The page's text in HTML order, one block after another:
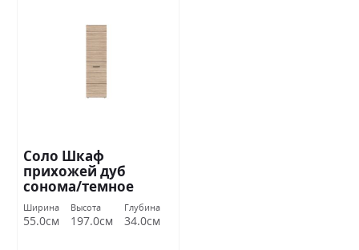
Соло Шкаф
прихожей дуб
сонома/темное
венге ВМВ Холдинг
Ширина
55.0см
Высота
197.0см
Глубина
34.0см